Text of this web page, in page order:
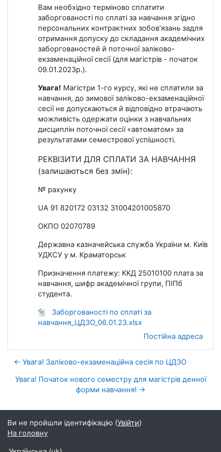
Вам необхідно терміново сплатити
заборгованості по сплаті за навчання згідно
персональних контрактних зобов’язань задля
отримання допуску до складання академічних
заборгованостей й поточної заліково-
екзаменаційної сесії (для магістрів - початок
09.01.2023р.).
Увага! Магістри 1-го курсу, які не сплатили за
навчання, до зимової заліково-екзаменаційної
сесії не допускаються й відповідно втрачають
можливість одержати оцінки з навчальних
дисциплін поточної сесії «автоматом» за
результатами семестрової успішності.
РЕКВІЗИТИ ДЛЯ СПЛАТИ ЗА НАВЧАННЯ
(залишаються без змін):
№ рахунку
UA 91 820172 03132 31004201005870
ОКПО 02070789
Державна казначейська служба України м. Київ
УДКСУ у м. Краматорськ
Призначення платежу: ККД 25010100 плата за
навчання, шифр академічної групи, ПІПб
студента.
Заборгованості по сплаті за
навчання_ЦДЗО_06.01.23.xlsx
Постійна адреса
← Увага! Заліково-екзаменаційна сесія по ЦДЗО
Увага! Початок нового семестру для магістрів денної
форми навчання! →
Ви не пройшли ідентифікацію (Увійти)
На головну